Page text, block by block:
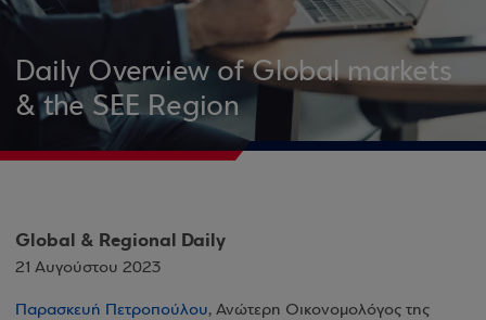
Daily Overview of Global markets
& the SEE Region
Global & Regional Daily
21 Αυγούστου 2023
Παρασκευή Πετροπούλου, Ανώτερη Οικονομολόγος της